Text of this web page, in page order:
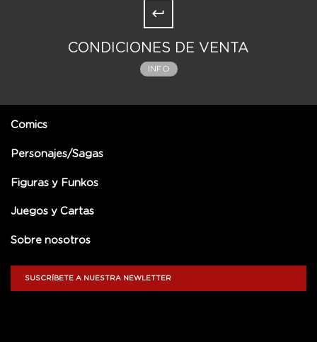
CONDICIONES DE VENTA
INFO
Comics
Personajes/Sagas
Figuras y Funkos
Juegos y Cartas
Sobre nosotros
SUSCRÍBETE A NUESTRA NEWLETTER